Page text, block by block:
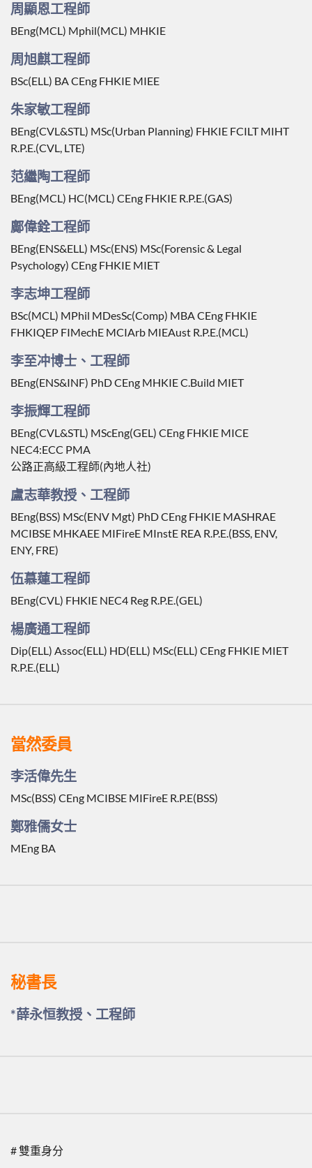
周顯恩工程師
BEng(MCL) Mphil(MCL) MHKIE
周旭麒工程師
BSc(ELL) BA CEng FHKIE MIEE
朱家敏工程師
BEng(CVL&STL) MSc(Urban Planning) FHKIE FCILT MIHT
R.P.E.(CVL, LTE)
范繼陶工程師
BEng(MCL) HC(MCL) CEng FHKIE R.P.E.(GAS)
鄺偉銓工程師
BEng(ENS&ELL) MSc(ENS) MSc(Forensic & Legal
Psychology) CEng FHKIE MIET
李志坤工程師
BSc(MCL) MPhil MDesSc(Comp) MBA CEng FHKIE
FHKIQEP FIMechE MCIArb MIEAust R.P.E.(MCL)
李至冲博士、工程師
BEng(ENS&INF) PhD CEng MHKIE C.Build MIET
李振輝工程師
BEng(CVL&STL) MScEng(GEL) CEng FHKIE MICE
NEC4:ECC PMA
公路正高級工程師(內地人社)
盧志華教授、工程師
BEng(BSS) MSc(ENV Mgt) PhD CEng FHKIE MASHRAE
MCIBSE MHKAEE MIFireE MInstE REA R.P.E.(BSS, ENV,
ENY, FRE)
伍慕蓮工程師
BEng(CVL) FHKIE NEC4 Reg R.P.E.(GEL)
楊廣通工程師
Dip(ELL) Assoc(ELL) HD(ELL) MSc(ELL) CEng FHKIE MIET
R.P.E.(ELL)
當然委員
李活偉先生
MSc(BSS) CEng MCIBSE MIFireE R.P.E(BSS)
鄭雅儒女士
MEng BA
秘書長
*薛永恒教授、工程師
# 雙重身分